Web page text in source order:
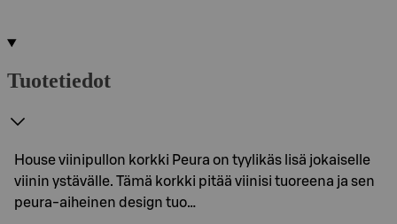
Tuotetiedot
House viinipullon korkki Peura on tyylikäs lisä jokaiselle
viinin ystävälle. Tämä korkki pitää viinisi tuoreena ja sen
peura-aiheinen design tuo…